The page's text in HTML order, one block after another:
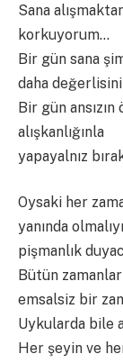
Sana
korkuyorum…
Bir gün sana
daha
Bir gün
alışkanlığınla
yapayalnız
Oysaki her
yanında
pişmanlık
Bütün
emsalsiz bir
Uykularda bile
Her şeyin ve